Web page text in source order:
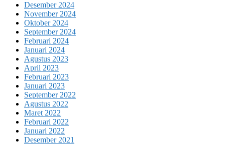
Desember 2024
November 2024
Oktober 2024
September 2024
Februari 2024
Januari 2024
Agustus 2023
April 2023
Februari 2023
Januari 2023
September 2022
Agustus 2022
Maret 2022
Februari 2022
Januari 2022
Desember 2021